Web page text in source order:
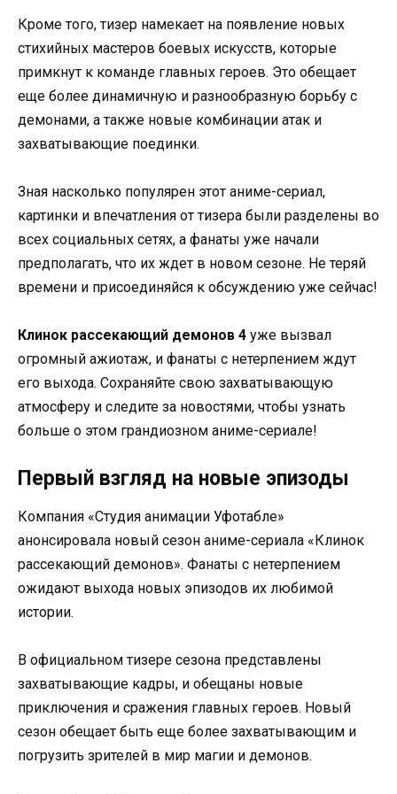
Кроме того, тизер намекает на появление новых
стихийных мастеров боевых искусств, которые
примкнут к команде главных героев. Это обещает
еще более динамичную и разнообразную борьбу с
демонами, а также новые комбинации атак и
захватывающие поединки.
Зная насколько популярен этот аниме-сериал,
картинки и впечатления от тизера были разделены во
всех социальных сетях, а фанаты уже начали
предполагать, что их ждет в новом сезоне. Не теряй
времени и присоединяйся к обсуждению уже сейчас!
Клинок рассекающий демонов 4 уже вызвал
огромный ажиотаж, и фанаты с нетерпением ждут
его выхода. Сохраняйте свою захватывающую
атмосферу и следите за новостями, чтобы узнать
больше о этом грандиозном аниме-сериале!
Первый взгляд на новые эпизоды
Компания «Студия анимации Уфотабле»
анонсировала новый сезон аниме-сериала «Клинок
рассекающий демонов». Фанаты с нетерпением
ожидают выхода новых эпизодов их любимой
истории.
В официальном тизере сезона представлены
захватывающие кадры, и обещаны новые
приключения и сражения главных героев. Новый
сезон обещает быть еще более захватывающим и
погрузить зрителей в мир магии и демонов.